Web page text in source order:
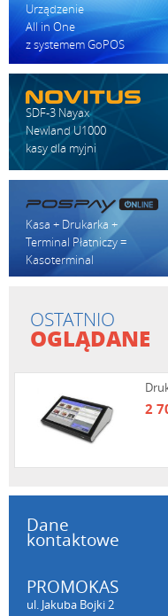
Urządzenie
All in One
z systemem GoPOS
SDF-3 Nayax
Newland U1000
kasy dla myjni
Kasa + Drukarka +
Terminal Płatniczy =
Kasoterminal
OSTATNIO
OGLĄDANE
2
Dane
kontaktowe
PROMOKAS
ul. Jakuba Bojki 2